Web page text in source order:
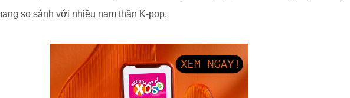
so sánh với nhiều nam thần K-pop.